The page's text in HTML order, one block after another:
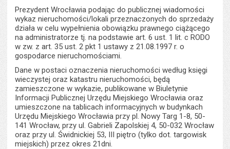
Prezydent Wrocławia podając do publicznej wiadomości
wykaz nieruchomości/lokali przeznaczonych do sprzedaży
działa w celu wypełnienia obowiązku prawnego ciążącego
na administratorze tj. na podstawie art. 6 ust. 1 lit. c RODO
w zw. z art. 35 ust. 2 pkt 1 ustawy z 21.08.1997 r. o
gospodarce nieruchomościami.
Dane w postaci oznaczenia nieruchomości według księgi
wieczystej oraz katastru nieruchomości, będą
zamieszczone w wykazie, publikowane w Biuletynie
Informacji Publicznej Urzędu Miejskiego Wrocławia oraz
umieszczone na tablicach informacyjnych w budynkach
Urzędu Miejskiego Wrocławia przy pl. Nowy Targ 1-8, 50-
141 Wrocław, przy ul. Gabrieli Zapolskiej 4, 50-032 Wrocław
oraz przy ul. Świdnickiej 53, III piętro (tylko dot. targowisk
miejskich) przez okres 21dni.